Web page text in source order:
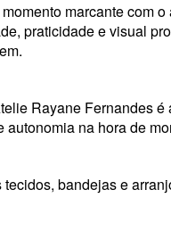
marcante com
praticidade e visual
Rayane Fernandes
na hora de
bandejas e